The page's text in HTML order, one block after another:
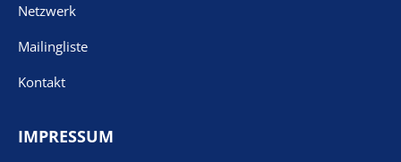
Netzwerk
Mailingliste
Kontakt
IMPRESSUM